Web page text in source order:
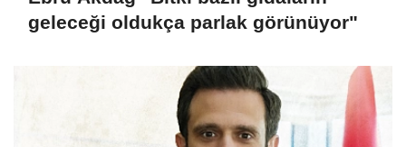
geleceği oldukça parlak görünüyor"